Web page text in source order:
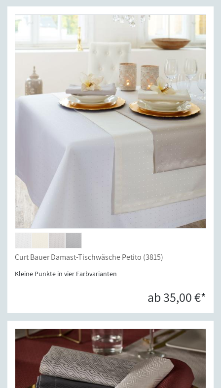
Curt Bauer Damast-Tischwäsche Petito (3815)
Kleine Punkte in vier Farbvarianten
ab 35,00 €*